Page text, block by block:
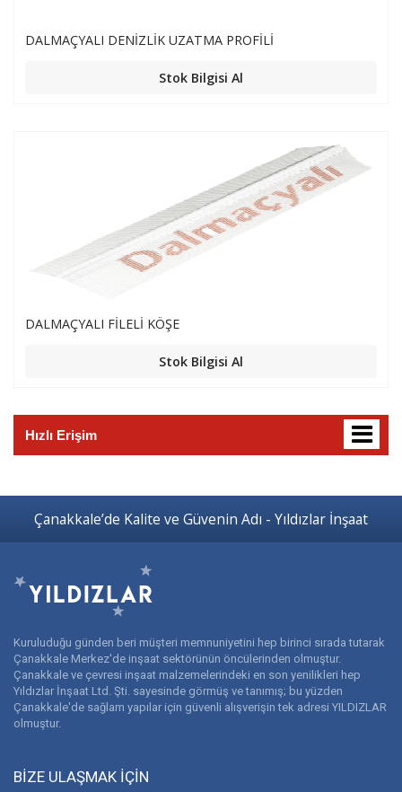
DALMAÇYALI DENİZLİK UZATMA PROFİLİ
Stok Bilgisi Al
DALMAÇYALI FİLELİ KÖŞE
Stok Bilgisi Al
Hızlı Erişim
Çanakkale’de Kalite ve Güvenin Adı - Yıldızlar İnşaat
Kuruluduğu günden beri müşteri memnuniyetini hep birinci sırada tutarak
Çanakkale Merkez'de inşaat sektörünün öncülerinden olmuştur.
Çanakkale ve çevresi inşaat malzemelerindeki en son yenilikleri hep
Yıldızlar İnşaat Ltd. Şti. sayesinde görmüş ve tanımış; bu yüzden
Çanakkale'de sağlam yapılar için güvenli alışverişin tek adresi YILDIZLAR
olmuştur.
BİZE ULAŞMAK İÇİN